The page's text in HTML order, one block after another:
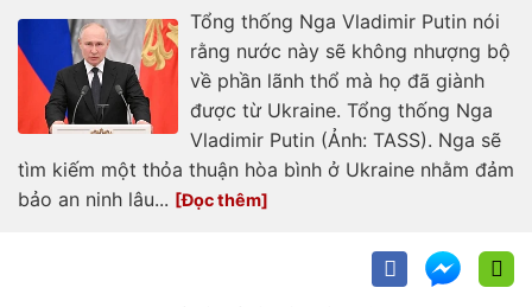
Tổng thống Nga Vladimir Putin nói
rằng nước này sẽ không nhượng bộ
về phần lãnh thổ mà họ đã giành
được từ Ukraine. Tổng thống Nga
Vladimir Putin (Ảnh: TASS). Nga sẽ
tìm kiếm một thỏa thuận hòa bình ở Ukraine nhằm đảm
bảo an ninh lâu...